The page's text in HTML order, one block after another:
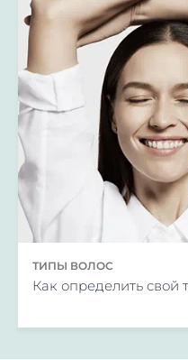
ТИПЫ ВОЛОС
Как определить свой